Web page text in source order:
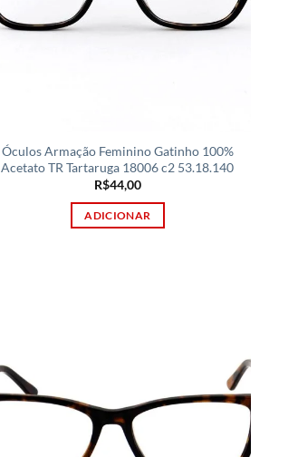
Óculos Armação Feminino Gatinho 100%
Acetato TR Tartaruga 18006 c2 53.18.140
R$44,00
ADICIONAR